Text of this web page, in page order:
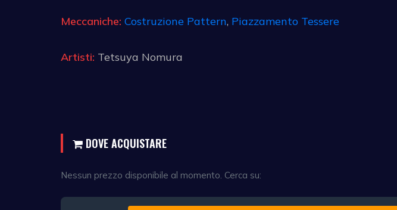
Meccaniche: Costruzione Pattern, Piazzamento Tessere
Artisti: Tetsuya Nomura
DOVE ACQUISTARE
Nessun prezzo disponibile al momento. Cerca su: